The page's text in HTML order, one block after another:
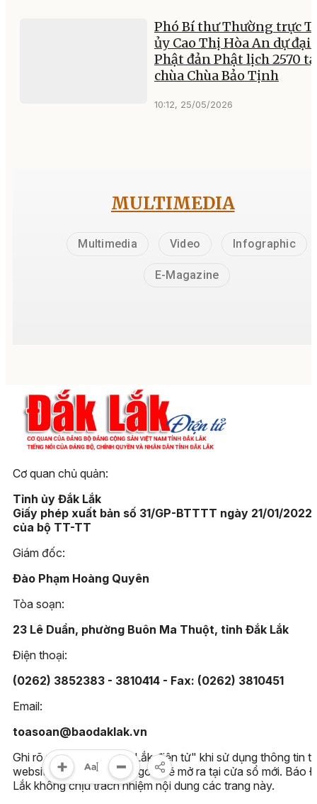
Phó Bí thư Thường trực
ủy Cao Thị Hòa An dự đại
Phật đản Phật lịch 2570
chùa Chùa Bảo Tịnh
10:12, 25/05/2026
MULTIMEDIA
Multimedia Video Infographic
E-Magazine
Cơ quan chủ quản:
Tỉnh ủy Đắk Lắk
Giấy phép xuất bản số 31/GP-BTTTT ngày 21/01/2022
của bộ TT-TT
Giám đốc:
Đào Phạm Hoàng Quyên
Tòa soạn:
23 Lê Duẩn, phường Buôn Ma Thuột, tỉnh Đắk Lắk
Điện thoại:
(0262) 3852383 - 3810414 - Fax: (0262) 3810451
Email:
toasoan@baodaklak.vn
Ghi rõ nguồn "Báo Đắk Lắk điện tử" khi sử dụng thông tin
website này. Các trang ngoài sẽ mở ra tại cửa sổ mới. Báo
Lắk không chịu trách nhiệm nội dung các trang này.